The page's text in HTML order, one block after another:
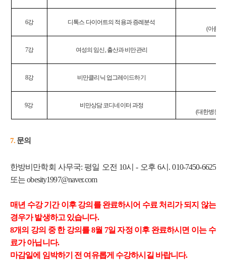
6강 디톡스 다이어트의 적용과 증례분석
(아름
7강 여성의 임신, 출산과 비만관리
8강 비만클리닉 업그레이드하기
9강 비만상담 코디네이터 과정
(대한병원
7. ​문의
한방비만학회 사무국: 평일 오전 10시 - 오후 6시. 010-7450-6625
또는 obesity1997@naver.com
매년 수강 기간 이후 강의를 완료하시어 수료 처리가 되지 않는
경우가 발생하고 있습니다.
8개의 강의 중 한 강의를 8월 7일 자정 이후 완료하시면 이는 수
료가 아닙니다.
마감일에 임박하기 전 여유롭게 수강하시길 바랍니다.